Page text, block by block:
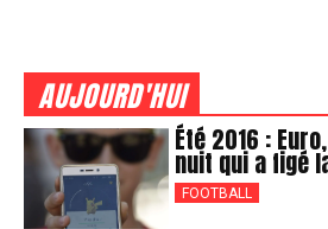
AUJOURD'HUI
Été 2016 :
nuit qui a figé
FOOTBALL